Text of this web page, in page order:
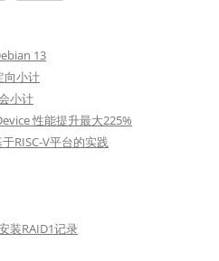
13
向小计
小计
性能提升最大225%
RISC-V平台的实践
装RAID1记录